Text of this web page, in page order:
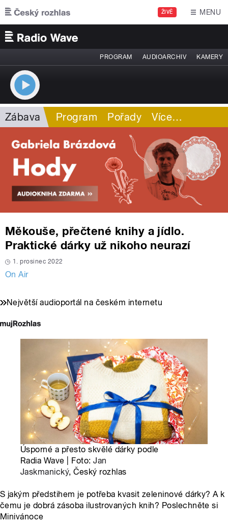
Přejít k hlavnímu obsahu
ŽIVĚ MENU
PROGRAM AUDIOARCHIV KAMERY
Zábava Program Pořady Více…
Měkouše, přečtené knihy a jídlo.
Praktické dárky už nikoho neurazí
1. prosinec 2022
On Air
Největší audioportál na českém internetu
Úsporné a přesto skvělé dárky podle
Radia Wave | Foto:Jan
Jaskmanický, Český rozhlas
S jakým předstihem je potřeba kvasit zeleninové dárky? A k
čemu je dobrá zásoba ilustrovaných knih? Poslechněte si
Minivánoce